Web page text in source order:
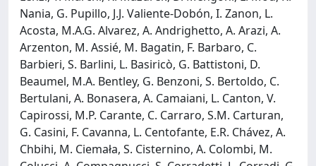
Nania, G. Pupillo, J.J. Valiente-Dobón, I. Zanon, L.
Acosta, M.A.G. Alvarez, A. Andrighetto, A. Arazi, A.
Arzenton, M. Assié, M. Bagatin, F. Barbaro, C.
Barbieri, S. Barlini, L. Basiricò, G. Battistoni, D.
Beaumel, M.A. Bentley, G. Benzoni, S. Bertoldo, C.
Bertulani, A. Bonasera, A. Camaiani, L. Canton, V.
Capirossi, M.P. Carante, C. Carraro, S.M. Carturan,
G. Casini, F. Cavanna, L. Centofante, E.R. Chávez, A.
Chbihi, M. Ciemała, S. Cisternino, A. Colombi, M.